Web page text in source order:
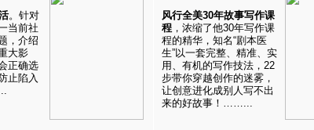
。针对
当前社
，介绍
大影
正确选
止陷入
风行全美30年故事写作课
程 ，浓缩了他30年写作课
程的精华，知名“剧本医
生”以一套完整、精准、实
用、有机的写作技法，22
步带你穿越创作的迷雾，
让创意进化成别人写不出
来的好故事！……...